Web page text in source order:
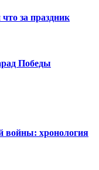
за праздник
Победы
войны: хронология